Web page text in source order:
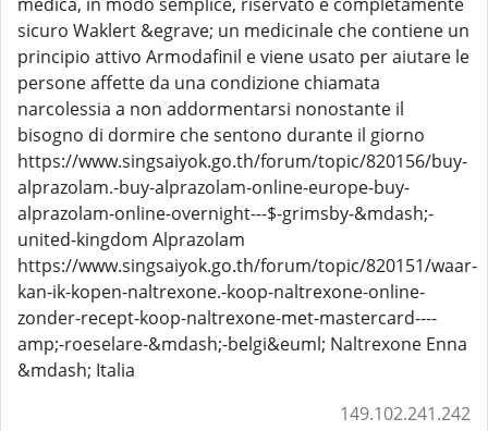
sicuro Waklert &egrave; un medicinale che contiene un
principio attivo Armodafinil e viene usato per aiutare le
persone affette da una condizione chiamata
narcolessia a non addormentarsi nonostante il
bisogno di dormire che sentono durante il giorno
https://www.singsaiyok.go.th/forum/topic/820156/buy-
alprazolam.-buy-alprazolam-online-europe-buy-
alprazolam-online-overnight---$-grimsby-&mdash;-
united-kingdom Alprazolam
https://www.singsaiyok.go.th/forum/topic/820151/waar-
kan-ik-kopen-naltrexone.-koop-naltrexone-online-
zonder-recept-koop-naltrexone-met-mastercard----
amp;-roeselare-&mdash;-belgi&euml; Naltrexone Enna
&mdash; Italia
149.102.241.242